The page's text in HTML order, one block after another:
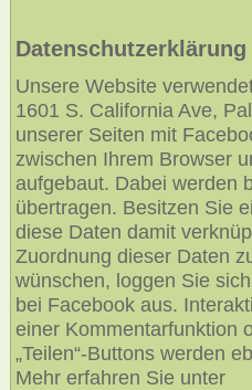
Unsere Website
1601 S. California Ave,
unserer Seiten mit
zwischen Ihrem Browser
aufgebaut. Dabei werden
übertragen. Besitzen Sie
diese Daten damit
Zuordnung dieser Daten
wünschen, loggen Sie
bei Facebook aus.
einer Kommentarfunktion
„Teilen“-Buttons werden
Mehr erfahren Sie unter